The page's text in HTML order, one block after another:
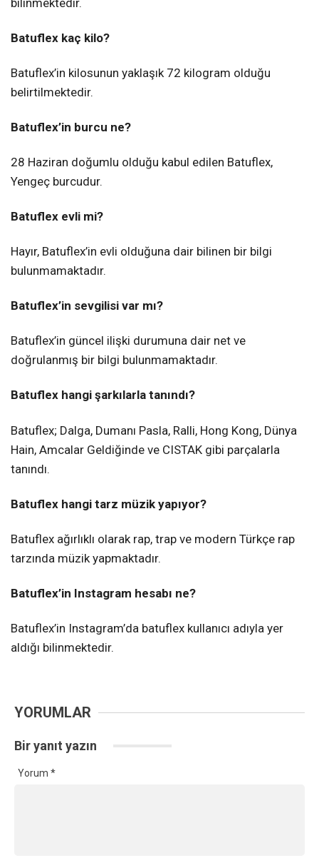
Batuflex kaç kilo?
Batuflex’in kilosunun yaklaşık 72 kilogram olduğu
belirtilmektedir.
Batuflex’in burcu ne?
28 Haziran doğumlu olduğu kabul edilen Batuflex,
Yengeç burcudur.
Batuflex evli mi?
Hayır, Batuflex’in evli olduğuna dair bilinen bir bilgi
bulunmamaktadır.
Batuflex’in sevgilisi var mı?
Batuflex’in güncel ilişki durumuna dair net ve
doğrulanmış bir bilgi bulunmamaktadır.
Batuflex hangi şarkılarla tanındı?
Batuflex; Dalga, Dumanı Pasla, Ralli, Hong Kong, Dünya
Hain, Amcalar Geldiğinde ve CISTAK gibi parçalarla
tanındı.
Batuflex hangi tarz müzik yapıyor?
Batuflex ağırlıklı olarak rap, trap ve modern Türkçe rap
tarzında müzik yapmaktadır.
Batuflex’in Instagram hesabı ne?
Batuflex’in Instagram’da batuflex kullanıcı adıyla yer
aldığı bilinmektedir.
YORUMLAR
Bir yanıt yazın
Yorum *